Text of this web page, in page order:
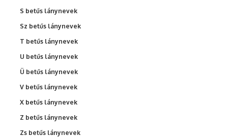
S betűs lánynevek
Sz betűs lánynevek
T betűs lánynevek
U betűs lánynevek
Ü betűs lánynevek
V betűs lánynevek
X betűs lánynevek
Z betűs lánynevek
Zs betűs lánynevek